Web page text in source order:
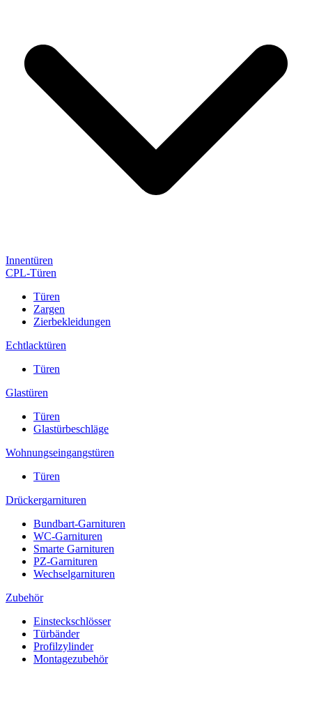
Innentüren
CPL-Türen
Türen
Zargen
Zierbekleidungen
Echtlacktüren
Türen
Glastüren
Türen
Glastürbeschläge
Wohnungseingangstüren
Türen
Drückergarnituren
Bundbart-Garnituren
WC-Garnituren
Smarte Garnituren
PZ-Garnituren
Wechselgarnituren
Zubehör
Einsteckschlösser
Türbänder
Profilzylinder
Montagezubehör